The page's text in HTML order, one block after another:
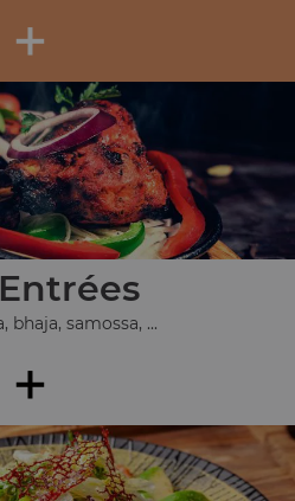
+
bhaja, samossa, ...
+